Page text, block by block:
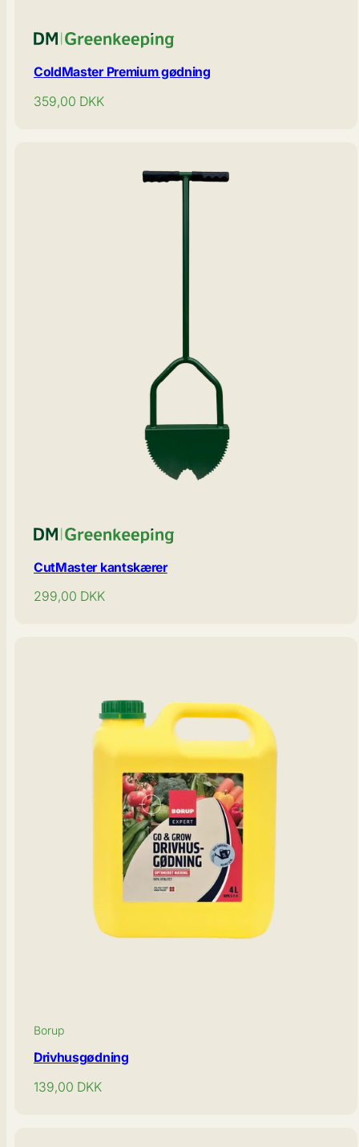
ColdMaster Premium gødning
Normal
359,00 DKK
CutMaster kantskærer
Normal
299,00 DKK
Borup
Drivhusgødning
Normal
139,00 DKK